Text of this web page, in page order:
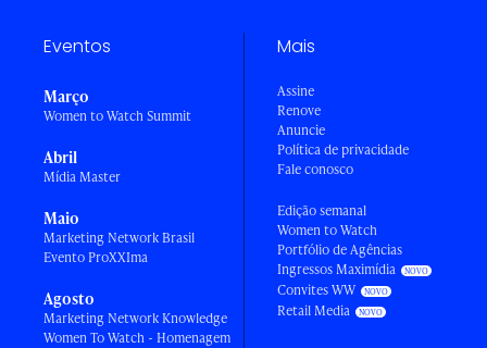
Eventos
Março
Women to Watch Summit
Abril
Mídia Master
Maio
Marketing Network Brasil
Evento ProXXIma
Agosto
Marketing Network Knowledge
Women To Watch - Homenagem
Mais
Assine
Renove
Anuncie
Política de privacidade
Fale conosco
Edição semanal
Women to Watch
Portfólio de Agências
Ingressos Maximídia
Convites WW
Retail Media